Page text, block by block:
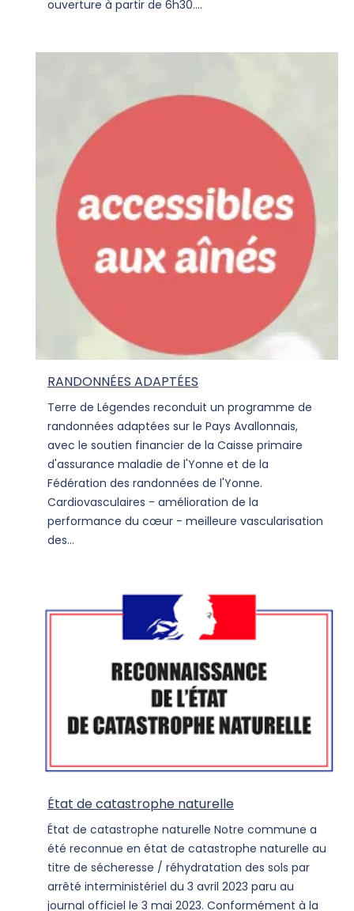
ouverture à partir de 6h30....
RANDONNÉES ADAPTÉES
Terre de Légendes reconduit un programme de
randonnées adaptées sur le Pays Avallonnais,
avec le soutien financier de la Caisse primaire
d'assurance maladie de l'Yonne et de la
Fédération des randonnées de l'Yonne.
Cardiovasculaires - amélioration de la
performance du cœur - meilleure vascularisation
des...
État de catastrophe naturelle
État de catastrophe naturelle Notre commune a
été reconnue en état de catastrophe naturelle au
titre de sécheresse / réhydratation des sols par
arrêté interministériel du 3 avril 2023 paru au
journal officiel le 3 mai 2023. Conformément à la